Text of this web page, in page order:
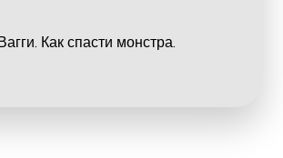
Как спасти монстра.